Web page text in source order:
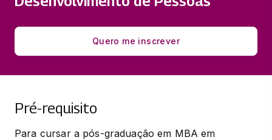
RELAÇÃO DE TRABALHO E LEGISLAÇÃO
33 horas
Quero me inscrever
Pré-requisito
Para cursar a pós-graduação em MBA em